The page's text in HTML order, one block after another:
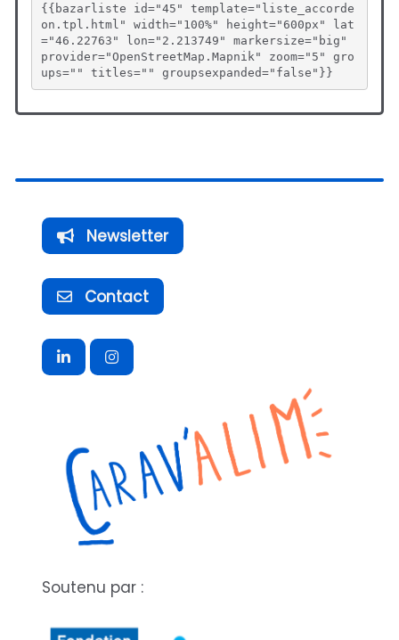
{{bazarliste id="45" template="liste_accorde
on.tpl.html" width="100%" height="600px" lat
="46.22763" lon="2.213749" markersize="big"
provider="OpenStreetMap.Mapnik" zoom="5" gro
ups="" titles="" groupsexpanded="false"}}
Newsletter
Contact
Soutenu par :